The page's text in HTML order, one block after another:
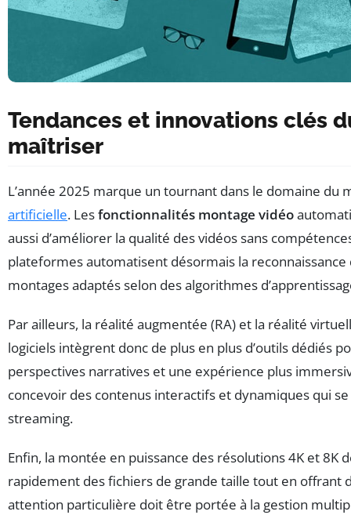
Tendances et innovations clés
maîtriser
L’année 2025 marque un tournant dans le domaine du
artificielle. Lesfonctionnalités montage vidéo
aussi d’améliorer la qualité des vidéos sans
plateformes automatisent désormais la
montages adaptés selon des algorithmes
Par ailleurs, la réalité augmentée (RA) et la réalité
logiciels intègrent donc de plus en plus d’outils dédiés
perspectives narratives et une expérience plus
concevoir des contenus interactifs et dynamiques qui
streaming.
Enfin, la montée en puissance des résolutions 4K et
rapidement des fichiers de grande taille tout en offrant
attention particulière doit être portée à la gestion